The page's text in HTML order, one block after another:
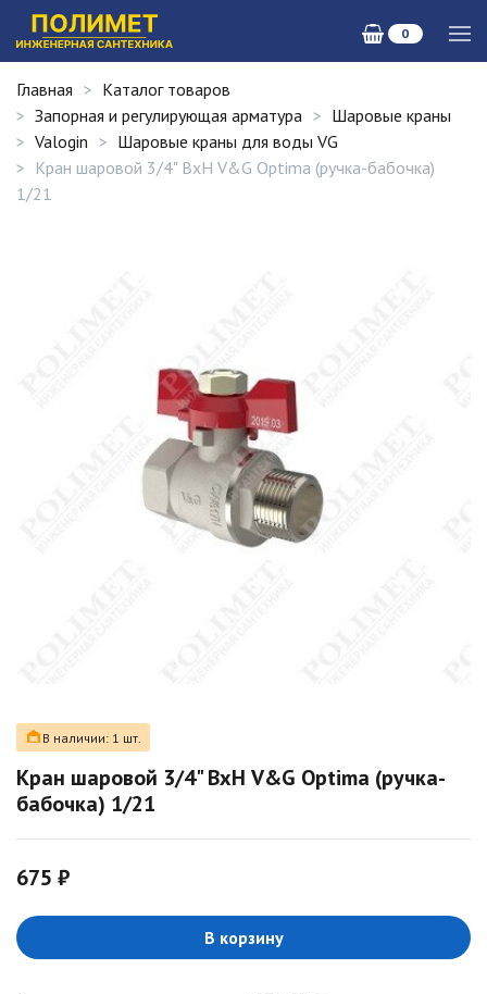
0
Главная
Каталог товаров
Запорная и регулирующая арматура
Шаровые краны
Valogin
Шаровые краны для воды VG
Кран шаровой 3/4" ВxН V&G Optima (ручка-бабочка)
1/21
В наличии: 1 шт.
Кран шаровой 3/4" ВxН V&G Optima (ручка-
бабочка) 1/21
675 ₽
В корзину